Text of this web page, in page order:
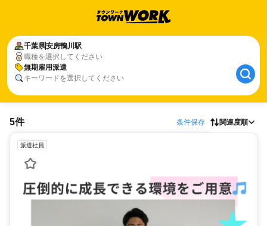
千葉県安房鴨川駅
職種を選択してください
無期雇用派遣
キーワードを選択してください
5件 条件保存 関連度順
派遣社員